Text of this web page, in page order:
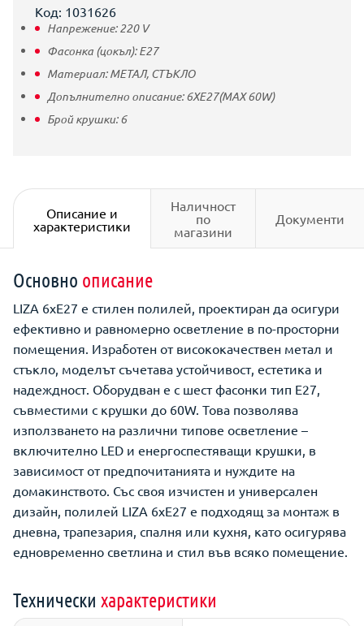
Код: 1031626
Напрежение:220 V
Фасонка (цокъл):E27
Материал:МЕТАЛ, СТЪКЛО
Допълнително описание:6XE27(MAX 60W)
Брой крушки:6
Описание и
характеристики
Наличност
по
магазини
Документи
Основно описание
LIZA 6xE27 е стилен полилей, проектиран да осигури
ефективно и равномерно осветление в по-просторни
помещения. Изработен от висококачествен метал и
стъкло, моделът съчетава устойчивост, естетика и
надеждност. Оборудван е с шест фасонки тип E27,
съвместими с крушки до 60W. Това позволява
използването на различни типове осветление –
включително LED и енергоспестяващи крушки, в
зависимост от предпочитанията и нуждите на
домакинството. Със своя изчистен и универсален
дизайн, полилей LIZA 6xE27 е подходящ за монтаж в
дневна, трапезария, спалня или кухня, като осигурява
едновременно светлина и стил във всяко помещение.
Технически характеристики